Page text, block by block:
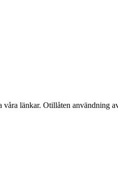
länkar. Otillåten användning